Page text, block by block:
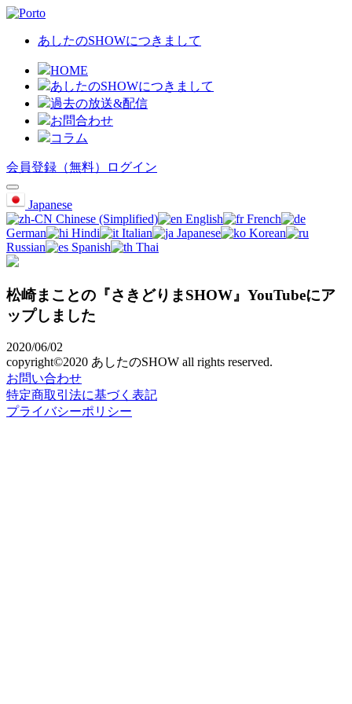
あしたのSHOWにつきまして
HOME
あしたのSHOWにつきまして
過去の放送&配信
お問合わせ
コラム
会員登録（無料） ログイン
Japanese
Chinese (Simplified)
English
French
German
Hindi Italian Japanese
Korean
Russian
Spanish Thai
松崎まことの『さきどりまSHOW』YouTubeにア
ップしました
2020/06/02
copyright©2020 あしたのSHOW all rights reserved.
お問い合わせ
特定商取引法に基づく表記
プライバシーポリシー